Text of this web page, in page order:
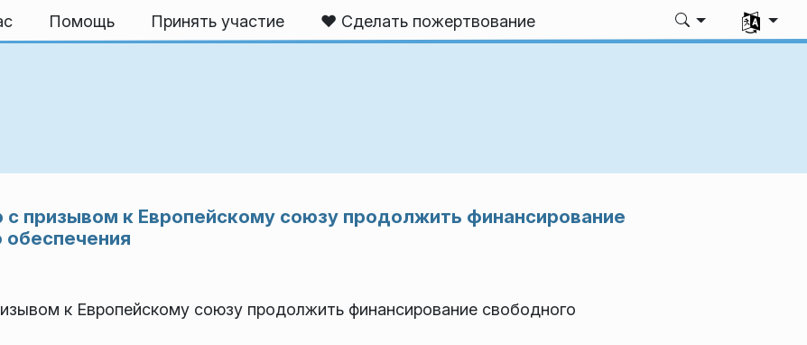
Помощь Принять участие ❤️ Сделать пожертвование
Выбрать
с призывом к Европейскому союзу продолжить финансирование
обеспечения
к Европейскому союзу продолжить финансирование свободного